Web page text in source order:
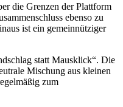
die Grenzen der Plattform
ebenso zu
ist ein gemeinnütziger
statt Mausklick“. Die
Mischung aus kleinen
zum